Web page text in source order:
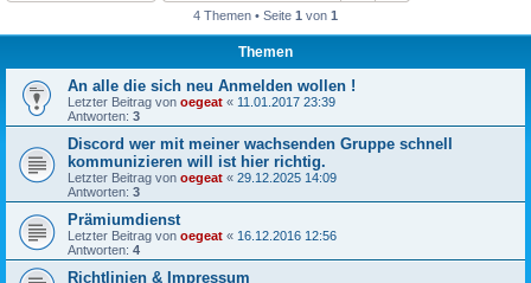
4 Themen • Seite 1 von 1
Themen
An alle die sich neu Anmelden wollen !
Letzter Beitrag von oegeat « 11.01.2017 23:39
Antworten: 3
Discord wer mit meiner wachsenden Gruppe schnell
kommunizieren will ist hier richtig.
Letzter Beitrag von oegeat « 29.12.2025 14:09
Antworten: 3
Prämiumdienst
Letzter Beitrag von oegeat « 16.12.2016 12:56
Antworten: 4
Richtlinien & Impressum